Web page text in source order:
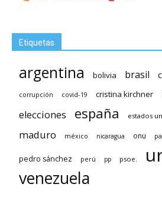
Etiquetas
argentina bolivia brasil
corrupción covid-19 cristina kirchner
elecciones españa estados
maduro méxico nicaragua onu
pedro sánchez perú pp psoe.
venezuela